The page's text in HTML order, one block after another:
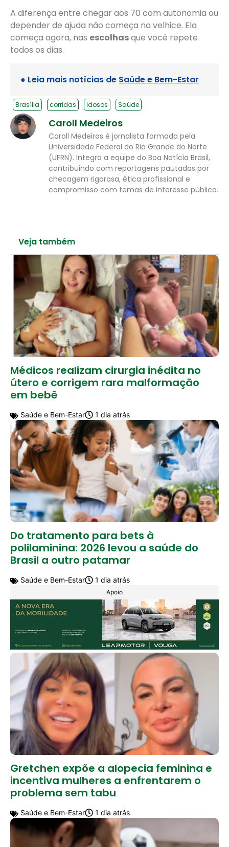
A diferença entre chegar aos 70 com autonomia ou
depender de ajuda não começa na velhice. Ela
começa agora, nas escolhasque você repete
todos os dias.
● Leia mais notícias de Saúde e Bem-Estar
Brasília corridas Idosos Saúde
Caroll Medeiros
Caroll Medeiros é jornalista formada pela
Universidade Federal do Rio Grande do Norte
(UFRN). Integra a equipe do Boa Notícia Brasil,
contribuindo com reportagens pautadas por
checagem rigorosa, ética profissional e
compromisso com temas de interesse público.
Veja também
Médicos realizam cirurgia inédita no
útero e corrigem rara malformação
em bebê
Saúde e Bem-Estar 1 dia atrás
Do tratamento para bets à
polilaminina: 2026 levou a saúde do
Brasil a outro patamar
Saúde e Bem-Estar 1 dia atrás
Apoio
Gretchen expõe a alopecia feminina e
incentiva mulheres a enfrentarem o
problema sem tabu
Saúde e Bem-Estar 1 dia atrás